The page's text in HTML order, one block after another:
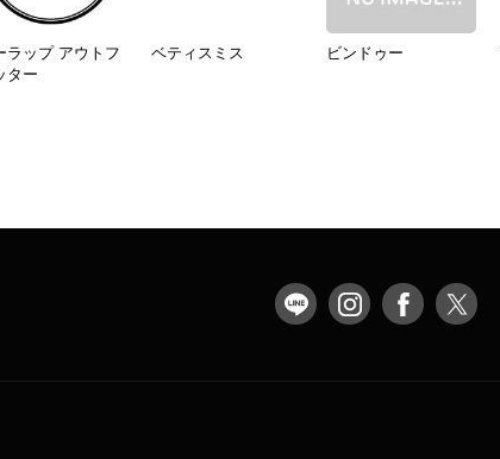
ラップ アウトフ
ター
ベティスミス ビンドゥー